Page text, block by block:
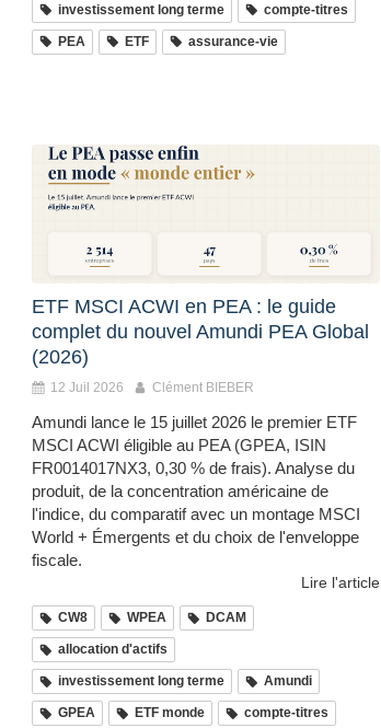
investissement long terme compte-titres
PEA ETF assurance-vie
ETF MSCI ACWI en PEA : le guide
complet du nouvel Amundi PEA Global
(2026)
12 Juil 2026 Clément BIEBER
Amundi lance le 15 juillet 2026 le premier ETF
MSCI ACWI éligible au PEA (GPEA, ISIN
FR0014017NX3, 0,30 % de frais). Analyse du
produit, de la concentration américaine de
l'indice, du comparatif avec un montage MSCI
World + Émergents et du choix de l'enveloppe
fiscale.
Lire l'article
CW8 WPEA DCAM
allocation d'actifs
investissement long terme Amundi
GPEA ETF monde compte-titres